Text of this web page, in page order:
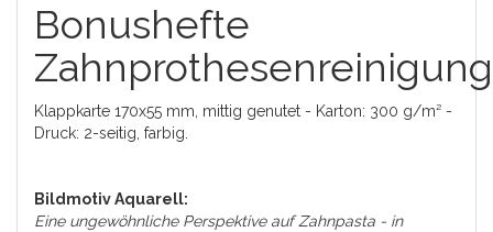
Bonushefte
Zahnprothesenreinigung
Klappkarte 170x55 mm, mittig genutet - Karton: 300 g/m² -
Druck: 2-seitig, farbig.
Bildmotiv Aquarell:
Eine ungewöhnliche Perspektive auf Zahnpasta - in